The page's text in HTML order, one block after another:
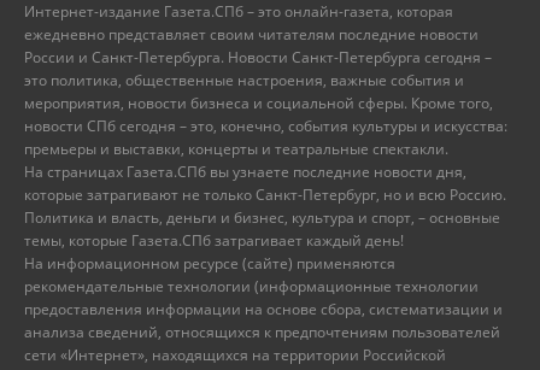
Интернет-издание Газета.СПб – это онлайн-газета, которая
ежедневно представляет своим читателям последние новости
России и Санкт-Петербурга. Новости Санкт-Петербурга сегодня –
это политика, общественные настроения, важные события и
мероприятия, новости бизнеса и социальной сферы. Кроме того,
новости СПб сегодня – это, конечно, события культуры и искусства:
премьеры и выставки, концерты и театральные спектакли.
На страницах Газета.СПб вы узнаете последние новости дня,
которые затрагивают не только Санкт-Петербург, но и всю Россию.
Политика и власть, деньги и бизнес, культура и спорт, – основные
темы, которые Газета.СПб затрагивает каждый день!
На информационном ресурсе (сайте) применяются
рекомендательные технологии (информационные технологии
предоставления информации на основе сбора, систематизации и
анализа сведений, относящихся к предпочтениям пользователей
сети «Интернет», находящихся на территории Российской